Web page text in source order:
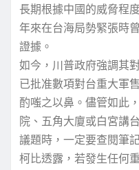
長期根據中國的威脅程
年來在台海局勢緊張時
證據。
如今，川普政府強調其
已批准數項對台重大軍
酌嗤之以鼻。儘管如此
院、五角大廈或白宮講
議題時，一定要查閱筆
柯比透露，若發生任何